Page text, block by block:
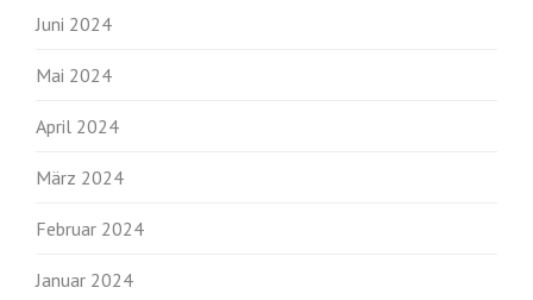
Juni 2024
Mai 2024
April 2024
März 2024
Februar 2024
Januar 2024